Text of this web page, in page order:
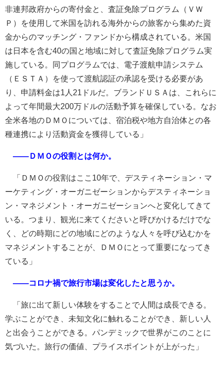
非連邦政府からの寄付金と、査証免除プログラム（ＶＷ
Ｐ）を使用して米国を訪れる海外からの旅客から集めた資
金からのマッチング・ファンドから構成されている。米国
は日本を含む40の国と地域に対して査証免除プログラム実
施している。同プログラムでは、電子渡航申請システム
（ＥＳＴＡ）を使って渡航認証の承認を受ける必要があ
り、申請料金は1人21ドルだ。ブランドＵＳＡは、これらに
よって年間最大200万ドルの活動予算を確保している。なお
全米各地のＤＭＯについては、宿泊税や地方自治体との各
種連携により活動資金を獲得している」
――ＤＭＯの役割とは何か。
「ＤＭＯの役割はここ10年で、デスティネーション・マ
ーケティング・オーガニゼーションからデスティネーショ
ン・マネジメント・オーガニゼーションへと変化してきて
いる。つまり、観光に来てくださいと呼びかけるだけでな
く、どの時期にどの地域にどのような人々を呼び込むかを
マネジメントすることが、ＤＭＯにとって重要になってき
ている」
――コロナ禍で旅行市場は変化したと思うか。
「旅に出て新しい体験をすることで人間は成長できる。
学ぶことができ、未知文化に触れることができ、新しい人
と出会うことができる。パンデミックで世界がこのことに
気づいた。旅行の価値、プライスポイントが上がった」